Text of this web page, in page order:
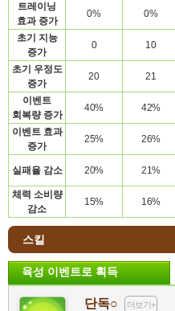
트레이닝
효과 증가
0% 0%
초기 지능
증가
0 10
초기
우정도
증가
20 21
이벤트
회복량 증가
40% 42%
이벤트 효과
증가
25% 26%
실패율 감소 20% 21%
체력 소비량
감소
15% 16%
스킬
육성 이벤트로 획득
단독○ 더보기+